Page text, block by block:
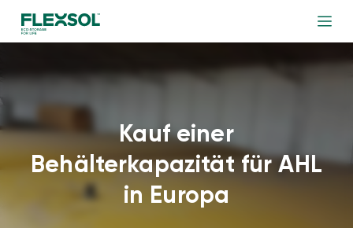
Kauf einer
Behälterkapazität für AHL
in Europa